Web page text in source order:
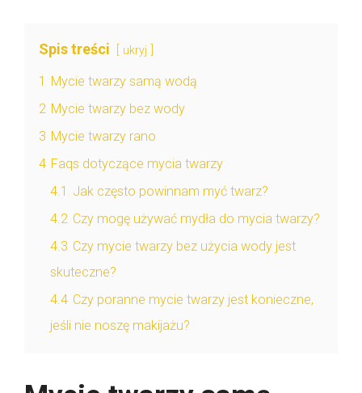
Spis treści ukryj
1 Mycie twarzy samą wodą
2 Mycie twarzy bez wody
3 Mycie twarzy rano
4 Faqs dotyczące mycia twarzy
4.1 Jak często powinnam myć twarz?
4.2 Czy mogę używać mydła do mycia twarzy?
4.3 Czy mycie twarzy bez użycia wody jest
skuteczne?
4.4 Czy poranne mycie twarzy jest konieczne,
jeśli nie noszę makijażu?